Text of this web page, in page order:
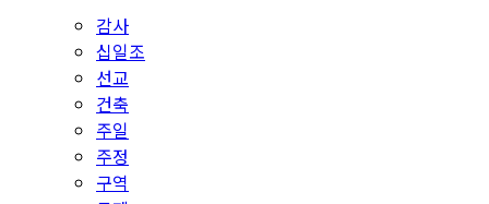
감사
십일조
선교
건축
주일
주정
구역